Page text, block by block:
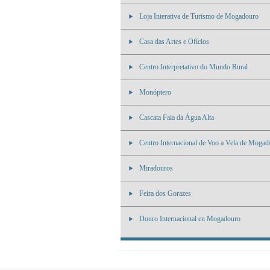
Loja Interativa de Turismo de Mogadouro
Casa das Artes e Ofícios
Centro Interpretativo do Mundo Rural
Monóptero
Cascata Faia da Água Alta
Centro Internacional de Voo a Vela de
Miradouros
Feira dos Gorazes
Douro Internacional en Mogadouro